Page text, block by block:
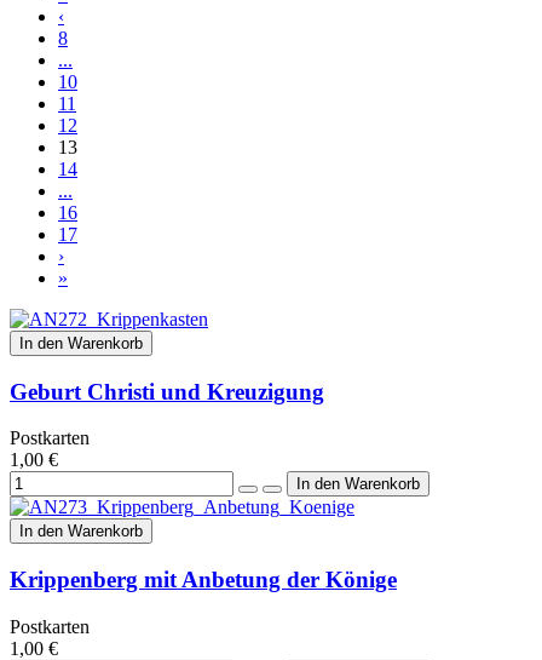
‹
8
...
10
11
12
13
14
...
16
17
›
»
In den Warenkorb
Geburt Christi und Kreuzigung
Postkarten
1,00 €
In den Warenkorb
Krippenberg mit Anbetung der Könige
Postkarten
1,00 €